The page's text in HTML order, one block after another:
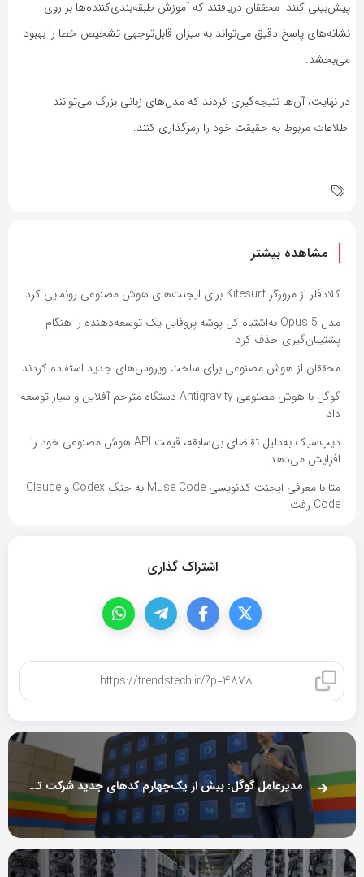
پیش‌بینی کنند. محققان دریافتند که آموزش طبقه‌بندی‌کننده‌ها بر روی
نشانه‌های پاسخ دقیق می‌تواند به میزان قابل‌توجهی تشخیص خطا را بهبود
می‌بخشد.
در نهایت، آن‌ها نتیجه‌گیری کردند که مدل‌های زبانی بزرگ می‌توانند
اطلاعات مربوط به حقیقت خود را رمزگذاری کنند.
مشاهده بیشتر
کلادفلر از مرورگر Kitesurf برای ایجنت‌های هوش مصنوعی رونمایی کرد
مدل Opus 5 به‌اشتباه کل پوشه پروفایل یک توسعه‌دهنده را هنگام
پشتیبان‌گیری حذف کرد
محققان از هوش مصنوعی برای ساخت ویروس‌های جدید استفاده کردند
گوگل با هوش مصنوعی Antigravity دستگاه مترجم آفلاین و سیار توسعه
داد
دیپ‌سیک به‌دلیل تقاضای بی‌سابقه، قیمت API هوش مصنوعی خود را
افزایش می‌دهد
متا با معرفی ایجنت کدنویسی Muse Code به جنگ Codex و Claude
Code رفت
اشتراک گذاری
مدیرعامل گوگل: بیش از یک‌چهارم کدهای جدید شرکت توسط هوش مصنوعی ساخته می‌شود